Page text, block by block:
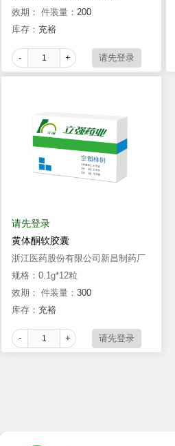
效期： 件装量： 200
库存： 充裕
- +
请先登录
黄体酮软胶囊
浙江医药股份有限公司新昌制药厂
规格：0.1g*12粒
效期： 件装量： 300
库存： 充裕
- +